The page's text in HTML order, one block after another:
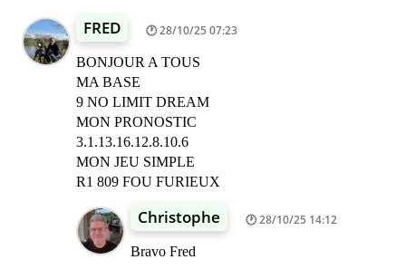
FRED 28/10/25 07:23
BONJOUR A TOUS
MA BASE
9 NO LIMIT DREAM
MON PRONOSTIC
3.1.13.16.12.8.10.6
MON JEU SIMPLE
R1 809 FOU FURIEUX
Christophe 28/10/25 14:12
Bravo Fred